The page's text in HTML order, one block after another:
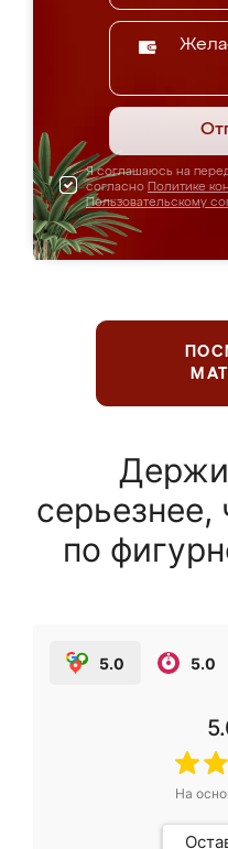
Я соглашаюсь на
согласно Политике
Пользовательскому
по
5.0 5.0
На